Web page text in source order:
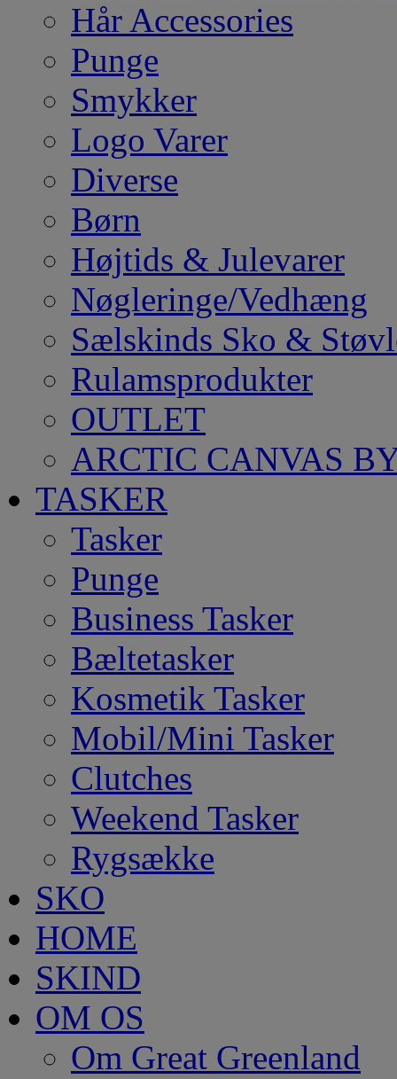
Hår Accessories
Punge
Smykker
Logo Varer
Diverse
Børn
Højtids & Julevarer
Nøgleringe/Vedhæng
Sælskinds Sko &
Rulamsprodukter
OUTLET
ARCTIC CANVAS
TASKER
Tasker
Punge
Business Tasker
Bæltetasker
Kosmetik Tasker
Mobil/Mini Tasker
Clutches
Weekend Tasker
Rygsække
SKO
HOME
SKIND
OM OS
Om Great Greenland